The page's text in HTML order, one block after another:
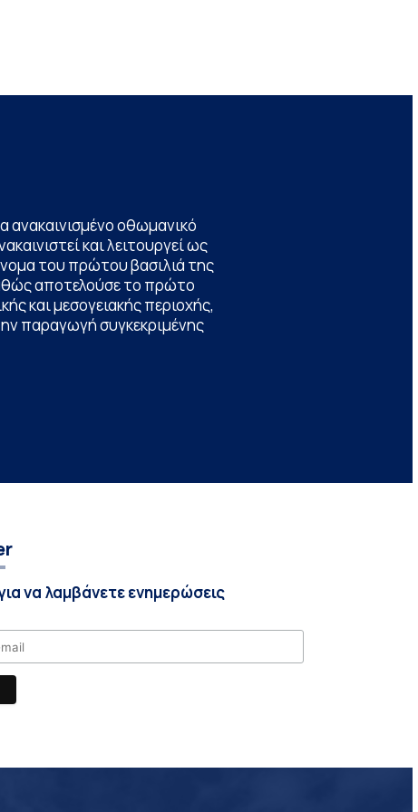
ανακαινισμένο οθωμανικό
και λειτουργεί ως
του πρώτου βασιλιά της
αποτελούσε το πρώτο
και μεσογειακής περιοχής,
παραγωγή συγκεκριμένης
να λαμβάνετε ενημερώσεις